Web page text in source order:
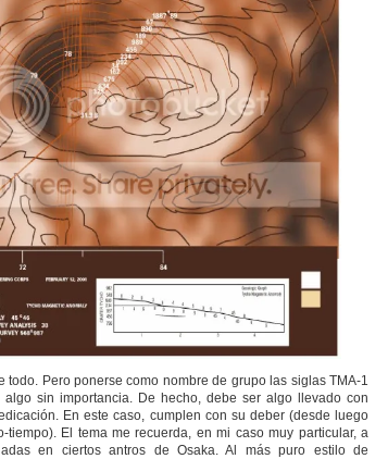
todo. Pero ponerse como nombre de grupo las siglas TMA-1
algo sin importancia. De hecho, debe ser algo llevado con
En este caso, cumplen con su deber (desde luego
tiempo). El tema me recuerda, en mi caso muy particular, a
en ciertos antros de Osaka. Al más puro estilo de